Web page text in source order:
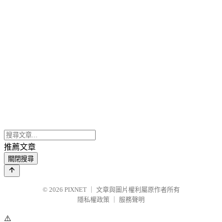
推薦文章
關閉搜尋
© 2026 PIXNET
文章與圖片權利屬原作者所有
隱私權政策
服務聲明
⚠️